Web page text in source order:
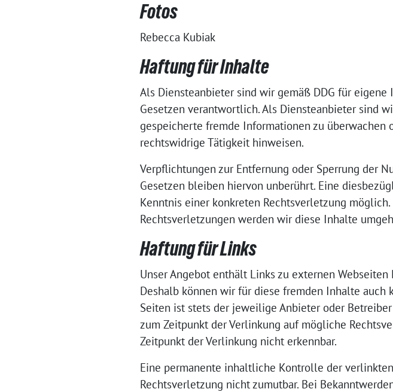
Fotos
Rebecca Kubiak
Haftung für Inhalte
Als Diensteanbieter sind wir gemäß DDG für
Gesetzen verantwortlich. Als Diensteanbieter sind
gespeicherte fremde Informationen zu überwachen
rechtswidrige Tätigkeit hinweisen.
Verpflichtungen zur Entfernung oder Sperrung der
Gesetzen bleiben hiervon unberührt. Eine
Kenntnis einer konkreten Rechtsverletzung
Rechtsverletzungen werden wir diese Inhalte
Haftung für Links
Unser Angebot enthält Links zu externen
Deshalb können wir für diese fremden Inhalte
Seiten ist stets der jeweilige Anbieter oder
zum Zeitpunkt der Verlinkung auf mögliche
Zeitpunkt der Verlinkung nicht erkennbar.
Eine permanente inhaltliche Kontrolle der
Rechtsverletzung nicht zumutbar. Bei